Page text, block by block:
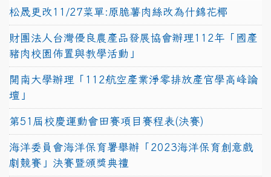
松晟更改11/27菜單:原脆薯肉絲改為什錦花椰
財團法人台灣優良農產品發展協會辦理112年「國產
豬肉校園佈置與教學活動」
開南大學辦理「112航空產業淨零排放產官學高峰論
壇」
第51屆校慶運動會田賽項目賽程表(決賽)
海洋委員會海洋保育署舉辦「2023海洋保育創意戲
劇競賽」決賽暨頒獎典禮